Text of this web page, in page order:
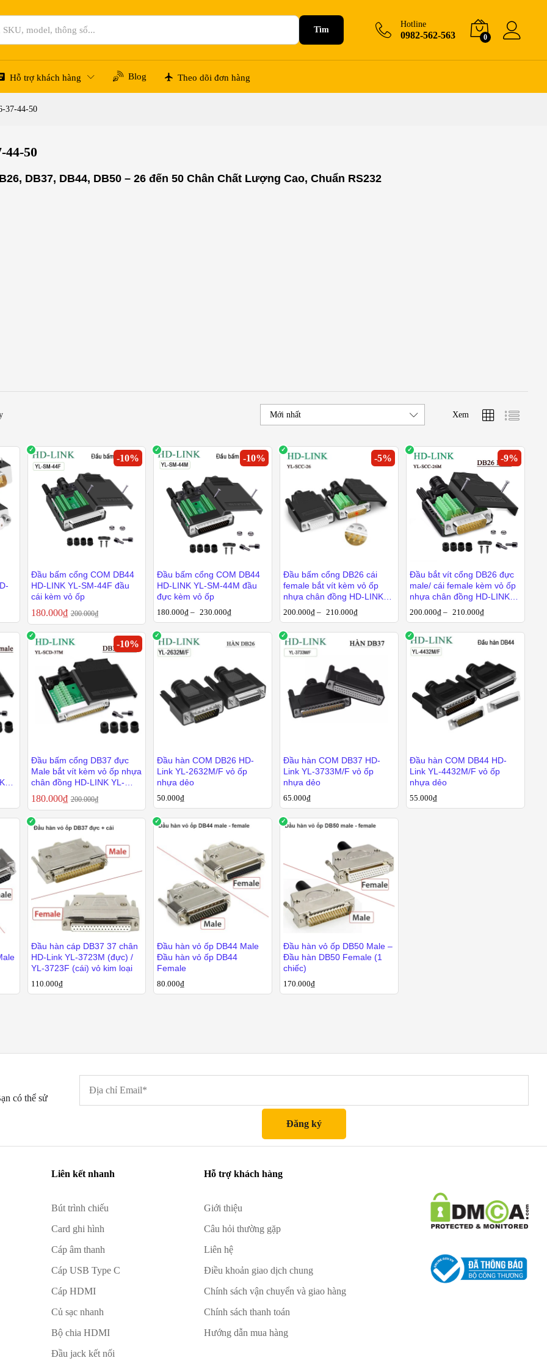
Tìm
Hotline
0982-562-563 0
Hỗ trợ khách hàng Blog Theo dõi đơn hàng
37-44-50
44-50
DB37, DB44, DB50 – 26 đến 50 Chân Chất Lượng Cao, Chuẩn RS232
là các loại đầu nối đa chân từ 26 đến 50 chân, chuyên dùng trongtruyền thông RS232,kết nối công nghiệp
dễ dàng lắp đặt và độ bền cao, các đầu giắc này phù hợp cho cả môi trường văn phòng lẫn công nghiệp khắc nghiệt.
tiếp dây vào chân giắc – chắc chắn, ổn định, chuyên dùng cho hệ thống cố định lâu dài.
vít)
: Sử dụng cơ chế bắt vít không cần hàn – dễ lắp đặt, thay thế nhanh chóng, phù hợp cho kỹ thuật viên và người dùng phổ thông.
Bỉ Theo Thời Gian
: Độ dẫn điện cao, truyền tín hiệu ổn định, giảm nhiễu.
: Cứng cáp, chịu lực, chịu nhiệt – lý tưởng cho các hệ thống công nghiệp nặng.
Giắc DB26 – DB50
được dùng trong nhiều lĩnh vực:
trình PLC, máy tự động hoá.
, máy photocopy, máy scan.
tính công nghiệp, thiết bị đo lường.
tâm gia công cơ khí.
dụng , cáp tín hiệu đa kênh.
lưỡng trước khi giao.
hàn, nhựa – kim loại.
nhanh toàn quốc.
gồm thuế VAT
Hãng Tại Hà Nội
Hoàng Văn Thái, Khương Trung, Thanh Xuân, Hà Nội
Xem
Mới nhất
-10%
Đầu bấm cổng COM DB44
HD-LINK YL-SM-44F đầu
cái kèm vỏ ốp
180.000₫ 200.000₫
180.000
-10%
Đầu bấm cổng COM DB44
HD-LINK YL-SM-44M đầu
đực kèm vỏ ốp
180.000₫ – 230.000₫
180.000₫ 230.000₫
-5%
Đầu bấm cổng DB26 cái
female bắt vít kèm vỏ ốp
nhựa chân đồng HD-LINK
YL-SCC-26F/M
200.000₫ – 210.000₫
200.000₫ 210.000₫
-9%
Đầu bắt vít cổng DB26 đực
male/ cái female kèm vỏ ốp
nhựa chân đồng HD-LINK
YL-SCC-26M/YL-SCC-26F
200.000₫ – 210.000₫
200.000
-10%
Đầu bấm cổng DB37 đực
Male bắt vít kèm vỏ ốp nhựa
chân đồng HD-LINK YL-
SCD-37M
180.000₫ 200.000₫
200.000
Đầu hàn COM DB26 HD-
Link YL-2632M/F vỏ ốp
nhựa dẻo
50.000₫
Đầu hàn COM DB37 HD-
Link YL-3733M/F vỏ ốp
nhựa dẻo
65.000₫
Đầu hàn COM DB44 HD-
Link YL-4432M/F vỏ ốp
nhựa dẻo
55.000₫
Đầu hàn cáp DB37 37 chân
HD-Link YL-3723M (đực) /
YL-3723F (cái) vỏ kim loại
110.000₫
Đầu hàn vỏ ốp DB44 Male
Đầu hàn vỏ ốp DB44
Female
80.000₫
Đầu hàn vỏ ốp DB50 Male –
Đầu hàn DB50 Female (1
chiếc)
170.000₫
có thể sử
Liên kết nhanh
Bút trình chiếu
Card ghi hình
Cáp âm thanh
Cáp USB Type C
Cáp HDMI
Củ sạc nhanh
Bộ chia HDMI
Đầu jack kết nối
Hỗ trợ khách hàng
Giới thiệu
Câu hỏi thường gặp
Liên hệ
Điều khoản giao dịch chung
Chính sách vận chuyển và giao hàng
Chính sách thanh toán
Hướng dẫn mua hàng